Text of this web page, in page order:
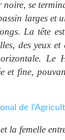
noire, se
larges et
La tête
des yeux
et fine,
la femelle